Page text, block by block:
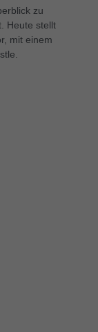
zu
Heute stellt
mit einem
Sie tun
verfolgen.